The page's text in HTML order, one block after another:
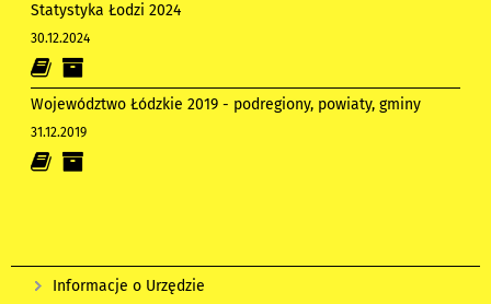
Statystyka Łodzi 2024
30.12.2024
Województwo Łódzkie 2019 - podregiony, powiaty, gminy
31.12.2019
Informacje o Urzędzie